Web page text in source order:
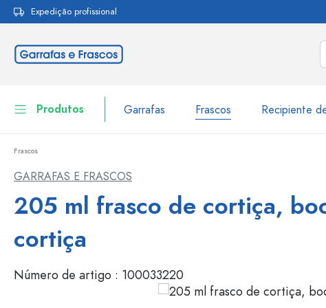
Saltar para a navegação principal
Expedição profissional
Produtos Garrafas Frascos Recipiente
Frascos
Louça de mesa
Garrafas por marca
Garrafas WECK
Garrafas com tampa mecânica
Frascos
GARRAFAS E FRASCOS
205 ml frasco de cortiça,
cortiça
Número de artigo : 100033220